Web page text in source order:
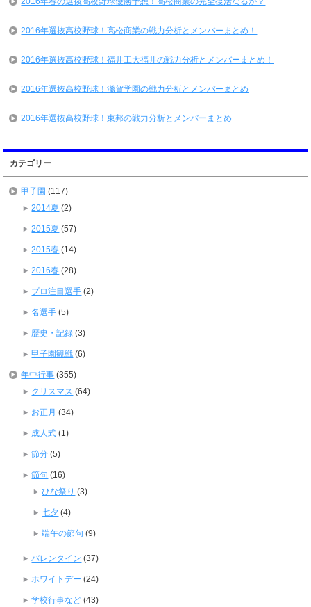
2016年選抜高校野球！高松商業の戦力分析とメンバーまとめ！
2016年選抜高校野球！福井工大福井の戦力分析とメンバーまとめ！
2016年選抜高校野球！滋賀学園の戦力分析とメンバーまとめ
2016年選抜高校野球！東邦の戦力分析とメンバーまとめ
カテゴリー
甲子園 (117)
2014夏 (2)
2015夏 (57)
2015春 (14)
2016春 (28)
プロ注目選手 (2)
名選手 (5)
歴史・記録 (3)
甲子園観戦 (6)
年中行事 (355)
クリスマス (64)
お正月 (34)
成人式 (1)
節分 (5)
節句 (16)
ひな祭り (3)
七夕 (4)
端午の節句 (9)
バレンタイン (37)
ホワイトデー (24)
学校行事など (43)